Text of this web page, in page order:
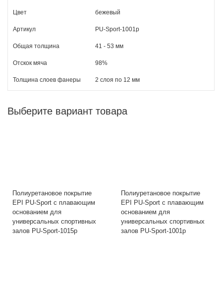
Цвет бежевый
Артикул PU-Sport-1001p
Общая толщина 41 - 53 мм
Отскок мяча 98%
Толщина слоев фанеры 2 слоя по 12 мм
Выберите вариант товара
Полиуретановое покрытие
EPI PU-Sport с плавающим
основанием для
универсальных спортивных
залов PU-Sport-1015p
Полиуретановое покрытие
EPI PU-Sport с плавающим
основанием для
универсальных спортивных
залов PU-Sport-1001p